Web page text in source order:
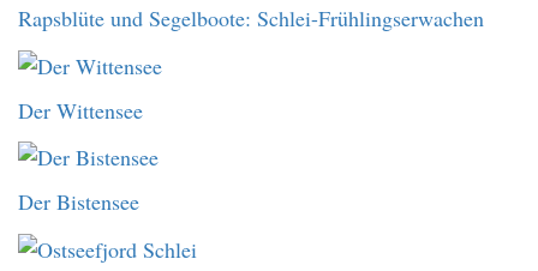
Rapsblüte und Segelboote: Schlei-Frühlingserwachen
Der Wittensee
Der Bistensee